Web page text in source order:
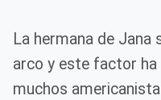
La hermana de Jana
arco y este factor ha
muchos